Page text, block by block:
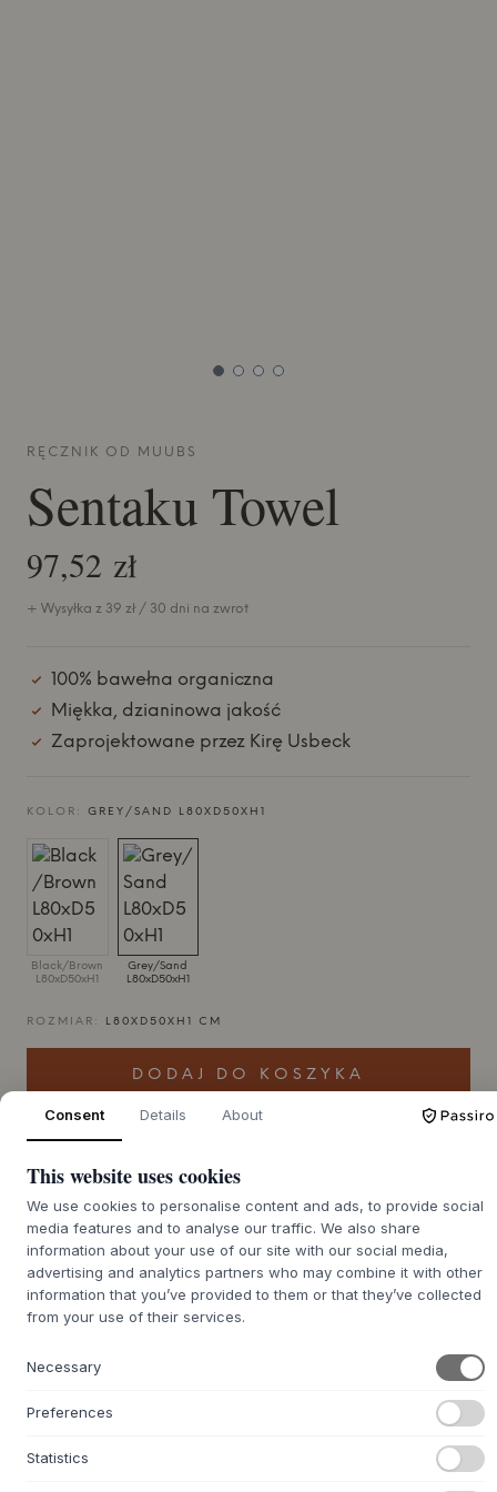
RĘCZNIK OD MUUBS
Sentaku Towel
97,52 zł
+ Wysyłka z 39 zł / 30 dni na zwrot
100% bawełna organiczna
Miękka, dzianinowa jakość
Zaprojektowane przez Kirę Usbeck
KOLOR: GREY/SAND L80XD50XH1
Black/Brown
L80xD50xH1
Grey/Sand
L80xD50xH1
ROZMIAR: L80XD50XH1 CM
DODAJ DO KOSZYKA
Czas realizacji zamówienia
O TYM PRODUKCIE +
Ręcznik Sentaku Towel odMUUBS
który podnosi estetykę kuchni. Ręcznik wykonany jest w
jakości, która oferuje subtelny efekt melanżu. Ta zmysłowa
pomieszczenia poczucie spokoju i przemyślanej prostoty,
Consent Details About
This website uses cookies
We use cookies to personalise content and ads, to provide social
media features and to analyse our traffic. We also share
information about your use of our site with our social media,
advertising and analytics partners who may combine it with other
information that you’ve provided to them or that they’ve collected
from your use of their services.
Necessary
Preferences
Statistics